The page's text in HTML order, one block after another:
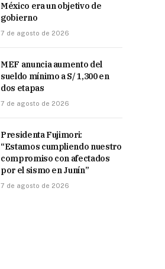
México era un objetivo de
gobierno
7 de agosto de 2026
MEF anuncia aumento del
sueldo mínimo a S/ 1,300 en
dos etapas
7 de agosto de 2026
Presidenta Fujimori:
“Estamos cumpliendo nuestro
compromiso con afectados
por el sismo en Junín”
7 de agosto de 2026